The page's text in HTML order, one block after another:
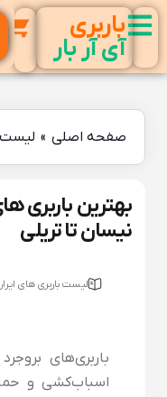
باربری
آی آر بار
صفحه اصلی » لیست
بهترین باربری
نیسان تا تریلی
لیست باربری های
باربری‌های
اسباب‌کشی و